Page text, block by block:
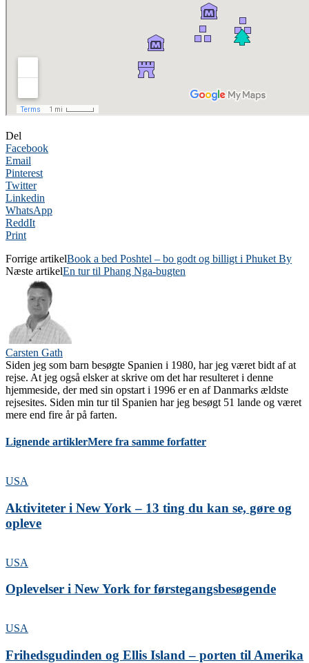
Del
Facebook
Email
Pinterest
Twitter
Linkedin
WhatsApp
ReddIt
Print
Forrige artikelBook a bed Poshtel – bo godt og billigt i Phuket By
Næste artikelEn tur til Phang Nga-bugten
Carsten Gath
Siden jeg som barn besøgte Spanien i 1980, har jeg været bidt af at
rejse. At jeg også elsker at skrive om det har resulteret i denne
hjemmeside, der med sin opstart i 1996 er en af Danmarks ældste
rejsesites. Siden min tur til Spanien har jeg besøgt 51 lande og været
mere end fire år på farten.
Lignende artiklerMere fra samme forfatter
USA
Aktiviteter i New York – 13 ting du kan se, gøre og
opleve
USA
Oplevelser i New York for førstegangsbesøgende
USA
Frihedsgudinden og Ellis Island – porten til Amerika